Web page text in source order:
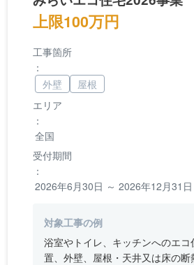
上限100万円
エリア
：
全国
受付期間
：
2026年6月30日 ～ 2026年12月31日
工事箇所
：
外壁
屋根
対象工事の例
浴室やトイレ、キッチンへのエコ
置、外壁、屋根・天井又は床の断